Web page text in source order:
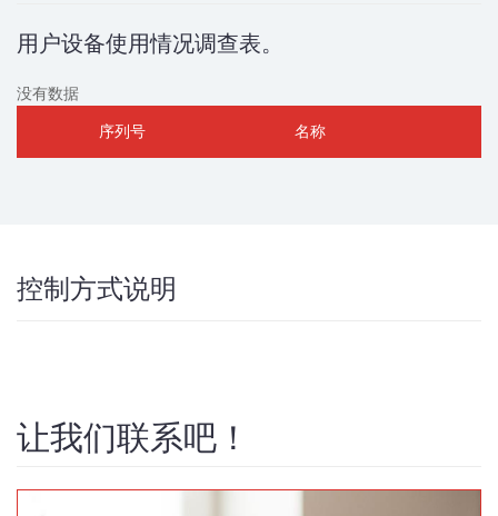
用户设备使用情况调查表。
没有数据
序列号 名称
控制方式说明
让我们联系吧！